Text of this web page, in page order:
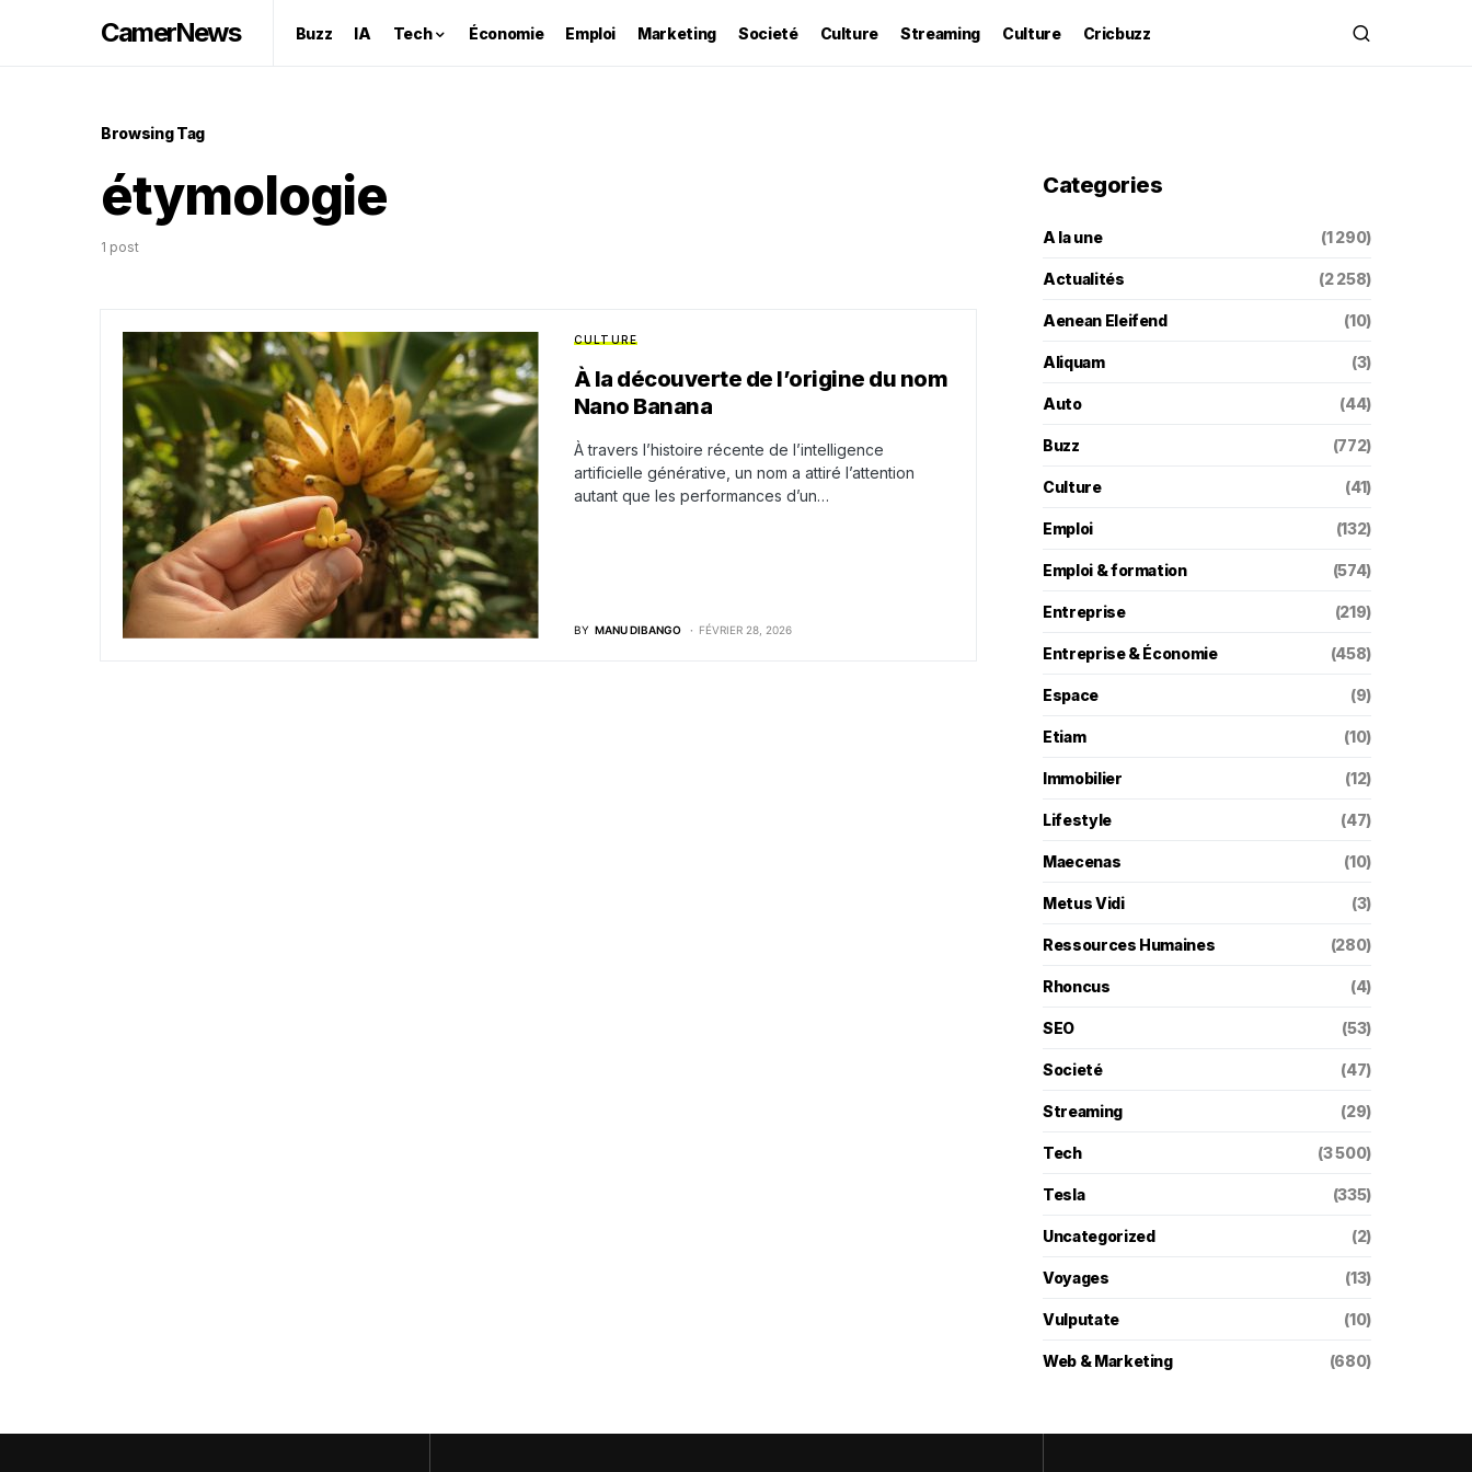
CamerNews Buzz IA Tech Économie Emploi Marketing Societé Culture Streaming Culture Cricbuzz
Browsing Tag
étymologie
1 post
CULTURE
À la découverte de l’origine du nom
Nano Banana
À travers l’histoire récente de l’intelligence
artificielle générative, un nom a attiré l’attention
autant que les performances d’un…
BY MANU DIBANGO FÉVRIER 28, 2026
Categories
A la une (1 290)
Actualités (2 258)
Aenean Eleifend (10)
Aliquam (3)
Auto (44)
Buzz (772)
Culture (41)
Emploi (132)
Emploi & formation (574)
Entreprise (219)
Entreprise & Économie (458)
Espace (9)
Etiam (10)
Immobilier (12)
Lifestyle (47)
Maecenas (10)
Metus Vidi (3)
Ressources Humaines (280)
Rhoncus (4)
SEO (53)
Societé (47)
Streaming (29)
Tech (3 500)
Tesla (335)
Uncategorized (2)
Voyages (13)
Vulputate (10)
Web & Marketing (680)